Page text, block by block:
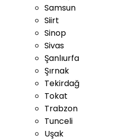
Samsun
Siirt
Sinop
Sivas
Şanlıurfa
Şırnak
Tekirdağ
Tokat
Trabzon
Tunceli
Uşak